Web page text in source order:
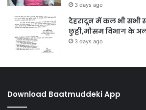
3 days ago
देहरादून में कल भी सभी
छुट्टी,मौसम विभाग के
3 days ago
Download Baatmuddeki App